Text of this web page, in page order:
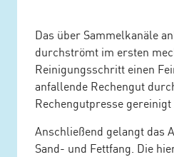
Das über Sammelkanäle
durchströmt im ersten
Reinigungsschritt einen
anfallende Rechengut
Rechengutpresse
Anschließend gelangt das
Sand- und Fettfang. Die